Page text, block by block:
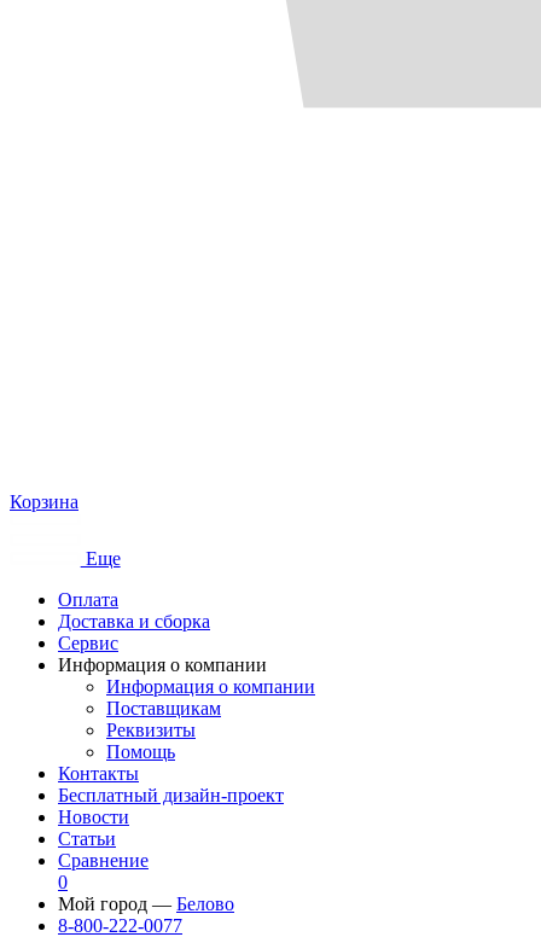
Корзина
Еще
Оплата
Доставка и сборка
Сервис
Информация о компании
Информация о компании
Поставщикам
Реквизиты
Помощь
Контакты
Бесплатный дизайн-проект
Новости
Статьи
Сравнение
0
Мой город — Белово
8-800-222-0077